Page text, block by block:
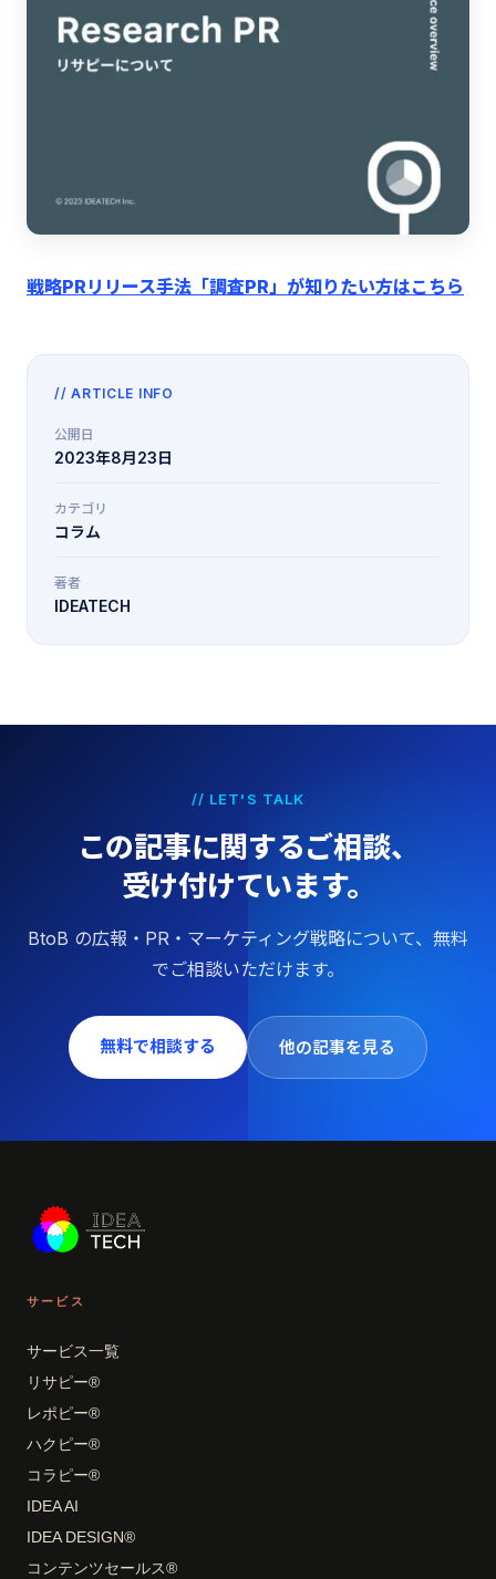
戦略PRリリース手法「調査PR」が知りたい方はこちら
// ARTICLE INFO
公開日
2023年8月23日
カテゴリ
コラム
著者
IDEATECH
// LET'S TALK
この記事に関するご相談、
受け付けています。
BtoB の広報・PR・マーケティング戦略について、無料
でご相談いただけます。
無料で相談する 他の記事を見る
サービス
サービス一覧
リサピー®
レポピー®
ハクピー®
コラピー®
IDEA AI
IDEA DESIGN®
コンテンツセールス®